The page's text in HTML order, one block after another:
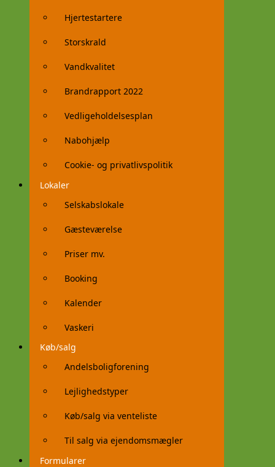
Hjertestartere
Storskrald
Vandkvalitet
Brandrapport 2022
Vedligeholdelsesplan
Nabohjælp
Cookie- og privatlivspolitik
Lokaler
Selskabslokale
Gæsteværelse
Priser mv.
Booking
Kalender
Vaskeri
Køb/salg
Andelsboligforening
Lejlighedstyper
Køb/salg via venteliste
Til salg via ejendomsmægler
Formularer